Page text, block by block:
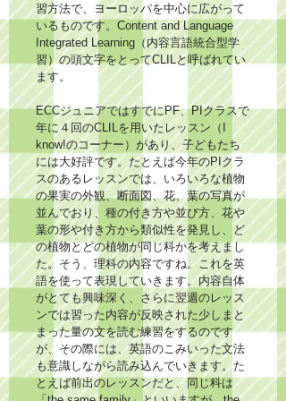
習方法で、ヨーロッパを中心に広がって
いるものです。Content and Language
Integrated Learning（内容言語統合型学
習）の頭文字をとってCLILと呼ばれてい
ます。
ECCジュニアではすでにPF、PIクラスで
年に４回のCLILを用いたレッスン（I
know!のコーナー）があり、子どもたち
には大好評です。たとえば今年のPIクラ
スのあるレッスンでは、いろいろな植物
の果実の外観、断面図、花、葉の写真が
並んでおり、種の付き方や並び方、花や
葉の形や付き方から類似性を発見し、ど
の植物とどの植物が同じ科かを考えまし
た。そう、理科の内容ですね。これを英
語を使って表現していきます。内容自体
がとても興味深く、さらに翌週のレッス
ンでは習った内容が反映された少しまと
まった量の文を読む練習をするのです
が、その際には、英語のこみいった文法
も意識しながら読み込んでいきます。た
とえば前出のレッスンだと、同じ科は